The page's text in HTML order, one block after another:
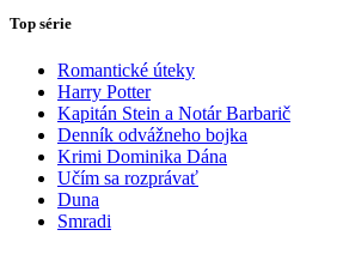
Top série
Romantické úteky
Harry Potter
Kapitán Stein a Notár Barbarič
Denník odvážneho bojka
Krimi Dominika Dána
Učím sa rozprávať
Duna
Smradi